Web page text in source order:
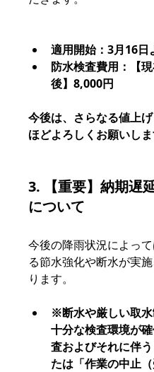
適用開始：3月16日
防水検査費用：【
後】8,000円
今後は、さらなる値上
ほどよろしくお願いしま
3. 【重要】納期遅
について
今後の降雨状況によっ
る節水強化や断水が実
ります。
※断水や厳しい取水
十分な検査環境が
査およびそれに伴
たは「作業の中止